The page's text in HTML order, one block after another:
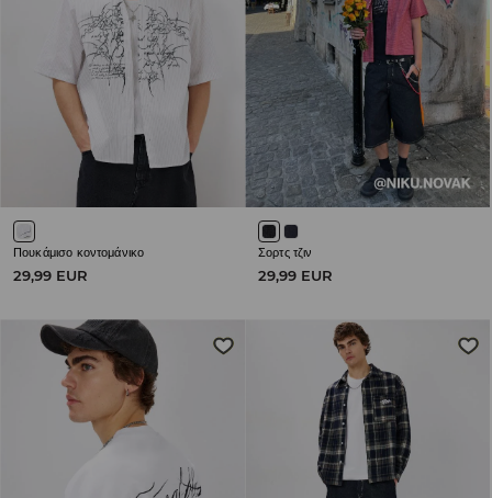
Πουκάμισο κοντομάνικο
29,99 EUR
Σορτς τζιν
29,99 EUR